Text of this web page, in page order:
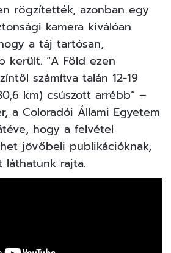
rögzítették, azonban egy
kamera kiválóan
a táj tartósan,
került. “A Föld ezen
számítva talán 12-19
km) csúszott arrébb” –
a Coloradói Állami Egyetem
hogy a felvétel
jövőbeli publikációknak,
láthatunk rajta.